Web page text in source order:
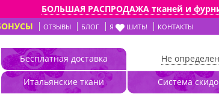
БОЛЬШАЯ РАСПРОДАЖА тканей и
ОТЗЫВЫ БЛОГ Я ШИТЬ! КОНТАКТЫ
Бесплатная доставка
Итальянские ткани
Не определен
Система